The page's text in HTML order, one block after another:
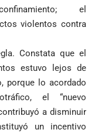
el
violentos contra
Constata que el
estuvo lejos de
porque lo acordado
el “nuevo
a disminuir
un incentivo